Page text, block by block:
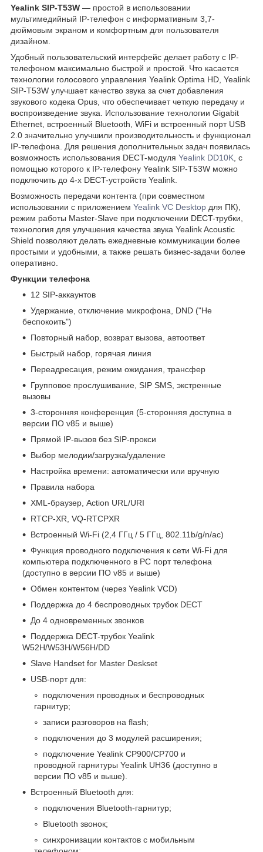
Yealink SIP-T53W — простой в использовании
мультимедийный IP-телефон с информативным 3,7-
дюймовым экраном и комфортным для пользователя
дизайном.
Удобный пользовательский интерфейс делает работу с IP-
телефоном максимально быстрой и простой. Что касается
технологии голосового управления Yealink Optima HD, Yealink
SIP-T53W улучшает качество звука за счет добавления
звукового кодека Opus, что обеспечивает четкую передачу и
воспроизведение звука. Использование технологии Gigabit
Ethernet, встроенный Bluetooth, WiFi и встроенный порт USB
2.0 значительно улучшили производительность и функционал
IP-телефона. Для решения дополнительных задач появилась
возможность использования DECT-модуля Yealink DD10K , с
помощью которого к IP-телефону Yealink SIP-T53W можно
подключить до 4-х DECT-устройств Yealink.
Возможность передачи контента (при совместном
использовании с приложением Yealink VC Desktop для ПК),
режим работы Master-Slave при подключении DECT-трубки,
технология для улучшения качества звука Yealink Acoustic
Shield позволяют делать ежедневные коммуникации более
простыми и удобными, а также решать бизнес-задачи более
оперативно.
Функции телефона
12 SIP-аккаунтов
Удержание, отключение микрофона, DND ("Не
беспокоить")
Повторный набор, возврат вызова, автоответ
Быстрый набор, горячая линия
Переадресация, режим ожидания, трансфер
Групповое прослушивание, SIP SMS, экстренные
вызовы
3-сторонняя конференция (5-сторонняя доступна в
версии ПО v85 и выше)
Прямой IP-вызов без SIP-прокси
Выбор мелодии/загрузка/удаление
Настройка времени: автоматически или вручную
Правила набора
XML-браузер, Action URL/URI
RTCP-XR, VQ-RTCPXR
Встроенный Wi-Fi (2,4 ГГц / 5 ГГц, 802.11b/g/n/ac)
Функция проводного подключения к сети Wi-Fi для
компьютера подключенного в PC порт телефона
(доступно в версии ПО v85 и выше)
Обмен контентом (через Yealink VCD)
Поддержка до 4 беспроводных трубок DECT
До 4 одновременных звонков
Поддержка DECT-трубок Yealink
W52H/W53H/W56H/DD
Slave Handset for Master Deskset
USB-порт для:
подключения проводных и беспроводных
гарнитур;
записи разговоров на flash;
подключения до 3 модулей расширения;
подключение Yealink CP900/CP700 и
проводной гарнитуры Yealink UH36 (доступно в
версии ПО v85 и выше).
Встроенный Bluetooth для:
подключения Bluetooth-гарнитур;
Bluetooth звонок;
синхронизации контактов с мобильным